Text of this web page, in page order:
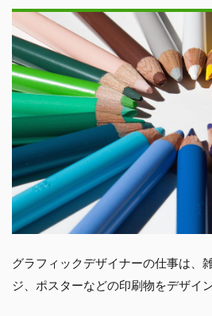
グラフィックデザイナーの仕事は、
ジ、ポスターなどの印刷物をデザイ